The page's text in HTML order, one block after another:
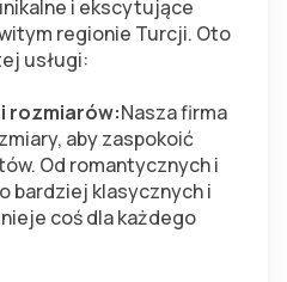
i ekscytujące
regionie Turcji. Oto
usługi:
rozmiarów:Nasza firma
aby zaspokoić
Od romantycznych i
bardziej klasycznych i
coś dla każdego